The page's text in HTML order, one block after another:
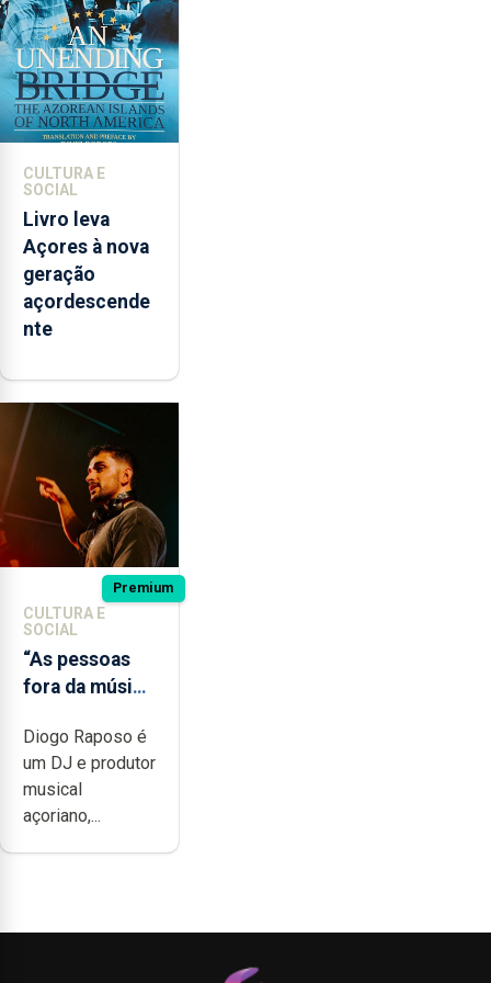
instrumentos
CULTURA E
SOCIAL
Livro leva
Açores à nova
geração
açordescende
nte
Premium
CULTURA E
SOCIAL
“As pessoas
fora da música
noção do quão
difícil é
produzir uma
música”
Diogo Raposo é
um DJ e produtor
musical
açoriano,...